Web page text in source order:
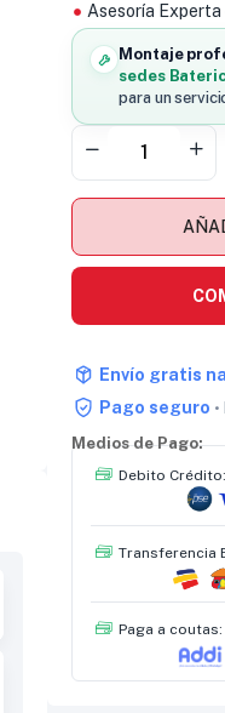
Asesoría
Montaje
sedes
para un
Envío gratis
Pago seguro
Medios de Pago:
Debito Crédito:
Transferencia
Paga a coutas: